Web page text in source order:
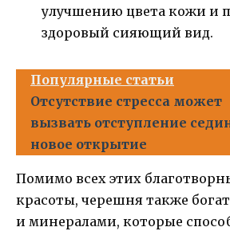
улучшению цвета кожи и
здоровый сияющий вид.
Популярные статьи
Отсутствие стресса может
вызвать отступление
новое открытие
Помимо всех этих
красоты, черешня также
и минералами, которые